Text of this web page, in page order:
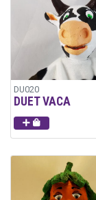
DU020
DUET VACA